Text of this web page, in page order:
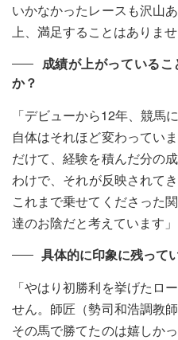
いかなかったレースも沢山
上、満足することはありませ
成績が上がっている
か？
「デビューから12年、競馬
自体はそれほど変わってい
だけて、経験を積んだ分の
わけで、それが反映されて
これまで乗せてくださった
達のお陰だと考えています」
具体的に印象に残って
「やはり初勝利を挙げたロ
せん。師匠（勢司和浩調教
その馬で勝てたのは嬉しか